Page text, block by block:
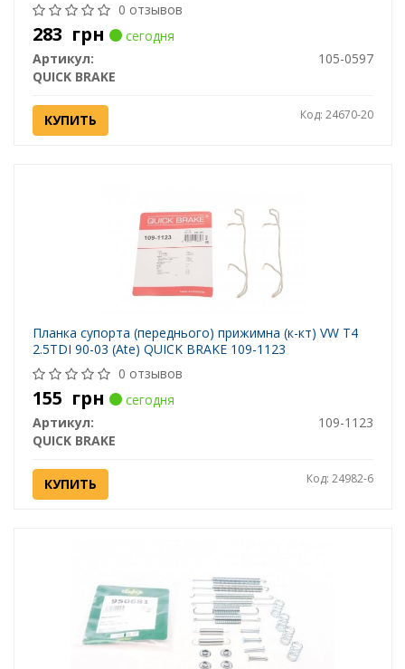
0 отзывов
283 грн
сегодня
Артикул:
105-0597
QUICK BRAKE
КУПИТЬ Код: 24670-20
Планка супорта (переднього) прижимна (к-кт) VW T4
2.5TDI 90-03 (Ate) QUICK BRAKE 109-1123
0 отзывов
155 грн
сегодня
Артикул:
109-1123
QUICK BRAKE
КУПИТЬ Код: 24982-6